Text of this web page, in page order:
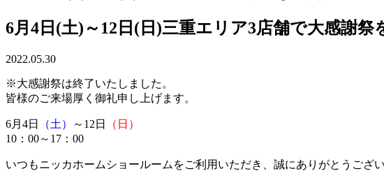
6月4日(土)～12日(日)三重エリア3店舗で大感謝祭
2022.05.30
※大感謝祭は終了いたしました。
皆様のご来場厚く御礼申し上げます。
6月4日 （土） ～12日
（日）
10：00～17：00
いつもニッカホームショールームをご利用いただき、誠にありがとうござい